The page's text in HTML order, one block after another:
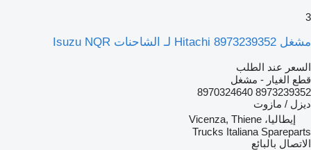
3
مشغل Hitachi 8973239352 لـ الشاحنات Isuzu NQR
السعر عند الطلب
قطع الغيار - مشغل
8973239352 8970324640
ديزل / مازوت
إيطاليا، Vicenza, Thiene
Trucks Italiana Spareparts
الاتصال بالبائع